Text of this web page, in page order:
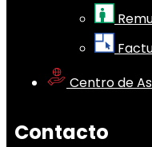
Centro de
Contacto